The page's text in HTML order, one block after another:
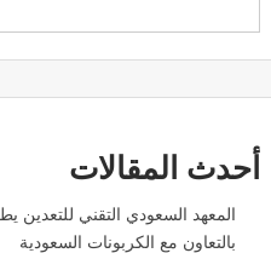
أحدث المقالات
المعهد السعودي التقني للتعدين
بالتعاون مع الكربونات السعودية